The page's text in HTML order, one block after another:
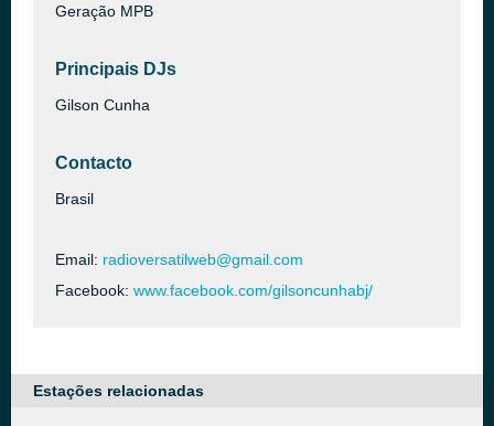
Geração MPB
Principais DJs
Gilson Cunha
Contacto
Brasil
Email: radioversatilweb@gmail.com
Facebook: www.facebook.com/gilsoncunhabj/
Estações relacionadas